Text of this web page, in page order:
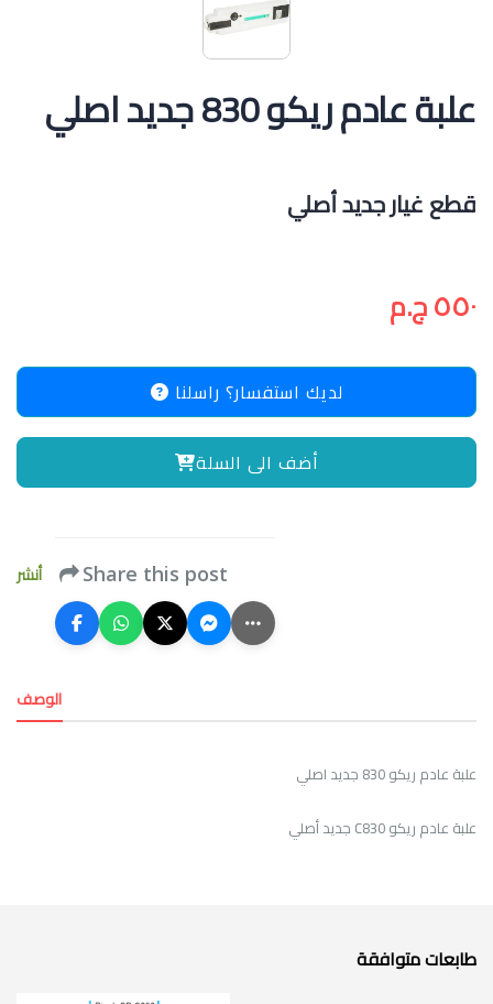
علبة عادم ريكو 830 جديد اصلي
قطع غيار جديد أصلي
٥٥٠ ج.م
لديك استفسار؟ راسلنا
أضف الى السلة
أنشر Share this post
الوصف
علبة عادم ريكو 830 جديد اصلي
علبة عادم ريكو C830 جديد أصلي
طابعات متوافقة